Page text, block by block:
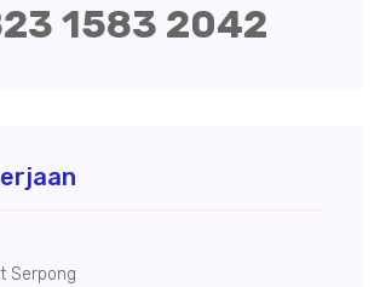
1583 2042
Serpong